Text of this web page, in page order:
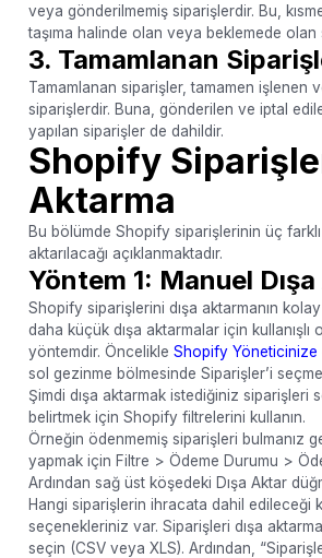
veya gönderilmemiş siparişlerdir. Bu,
taşıma halinde olan veya beklemede olan
3. Tamamlanan
Tamamlanan siparişler, tamamen işlenen
siparişlerdir. Buna, gönderilen ve iptal
yapılan siparişler de dahildir.
Shopify
Aktarma
Bu bölümde Shopify siparişlerinin üç farklı
aktarılacağı açıklanmaktadır.
Yöntem 1: Manuel
Shopify siparişlerini dışa aktarmanın
daha küçük dışa aktarmalar için kullanışlı
yöntemdir. Öncelikle Shopify Yöneticinize
sol gezinme bölmesinde Siparişler’i
Şimdi dışa aktarmak istediğiniz siparişleri
belirtmek için Shopify filtrelerini kullanın.
Örneğin ödenmemiş siparişleri bulmanız
yapmak için Filtre > Ödeme Durumu >
Ardından sağ üst köşedeki Dışa Aktar
Hangi siparişlerin ihracata dahil edileceği
seçenekleriniz var. Siparişleri dışa
seçin (CSV veya XLS). Ardından,